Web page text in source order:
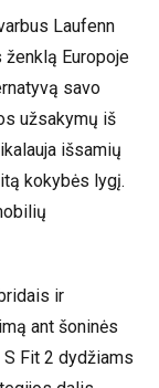
Laufenn
ženklą Europoje
savo
užsakymų iš
išsamių
kokybės lygį.
ir
ant šoninės
Fit 2 dydžiams